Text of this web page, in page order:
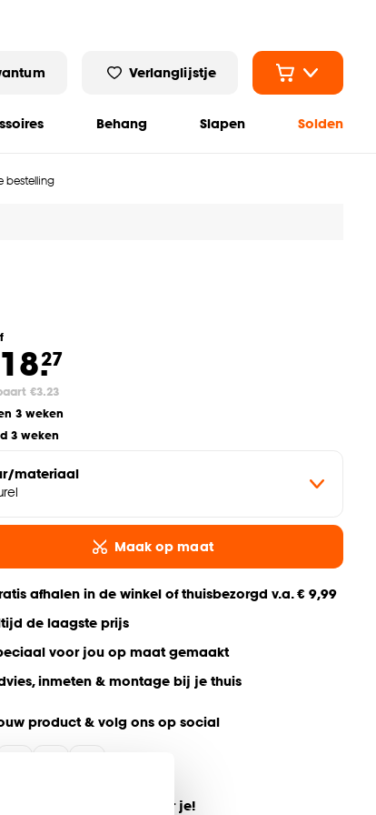
Verlanglijstje
Behang Slapen Solden
bestelling
18.27
€3.23
3 weken
3 weken
materiaal
Maak op maat
afhalen in de winkel of thuisbezorgd v.a. € 9,99
de laagste prijs
voor jou op maat gemaakt
inmeten & montage bij je thuis
product & volg ons op social
Wij regelen het voor je!